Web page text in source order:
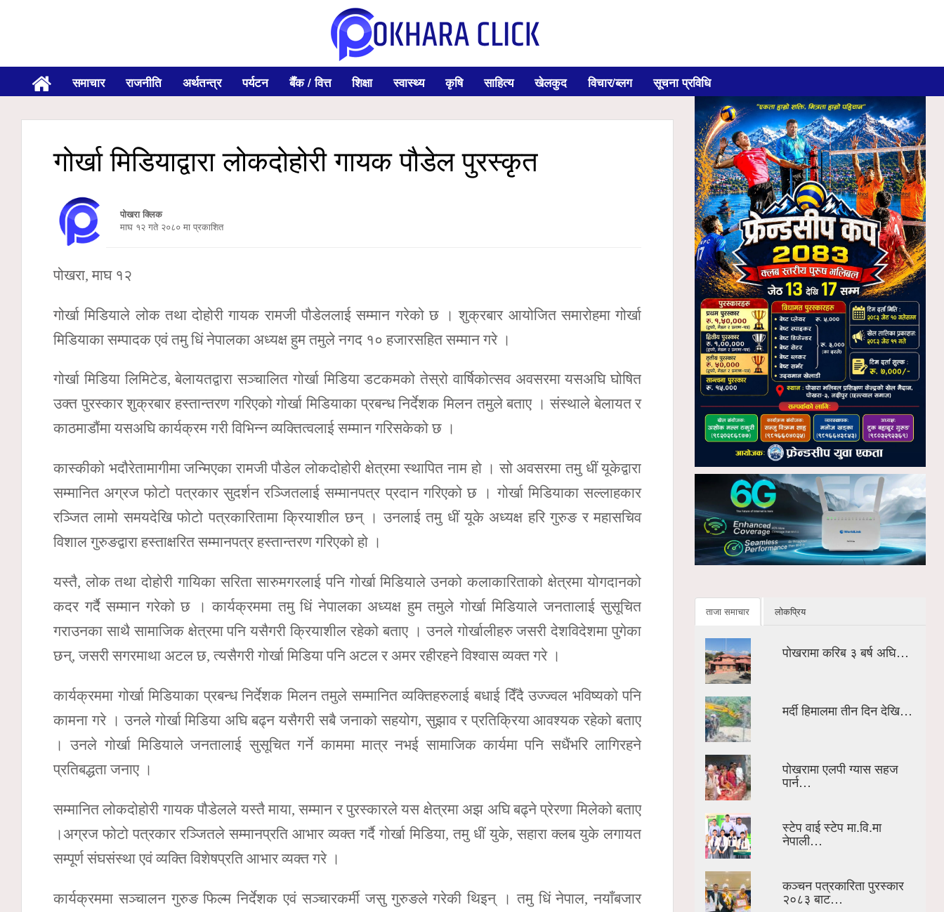
समाचार राजनीति अर्थतन्त्र पर्यटन बैँक / वित्त शिक्षा स्वास्थ्य कृषि साहित्य खेलकुद विचार/ब्लग सूचना प्रविधि
गोर्खा मिडियाद्वारा लोकदोहोरी गायक पौडेल पुरस्कृत
पोखरा क्लिक
माघ १२ गते २०८० मा प्रकाशित
पोखरा, माघ १२
गोर्खा मिडियाले लोक तथा दोहोरी गायक रामजी पौडेललाई सम्मान गरेको छ । शुक्रबार आयोजित समारोहमा गोर्खा
मिडियाका सम्पादक एवं तमु धिं नेपालका अध्यक्ष हुम तमुले नगद १० हजारसहित सम्मान गरे ।
गोर्खा मिडिया लिमिटेड, बेलायतद्वारा सञ्चालित गोर्खा मिडिया डटकमको तेस्रो वार्षिकोत्सव अवसरमा यसअघि घोषित
उक्त पुरस्कार शुक्रबार हस्तान्तरण गरिएको गोर्खा मिडियाका प्रबन्ध निर्देशक मिलन तमुले बताए । संस्थाले बेलायत र
काठमाडौंमा यसअघि कार्यक्रम गरी विभिन्न व्यक्तित्वलाई सम्मान गरिसकेको छ ।
कास्कीको भदौरेतामागीमा जन्मिएका रामजी पौडेल लोकदोहोरी क्षेत्रमा स्थापित नाम हो । सो अवसरमा तमु धीं यूकेद्वारा
सम्मानित अग्रज फोटो पत्रकार सुदर्शन रञ्जितलाई सम्मानपत्र प्रदान गरिएको छ । गोर्खा मिडियाका सल्लाहकार
रञ्जित लामो समयदेखि फोटो पत्रकारितामा क्रियाशील छन् । उनलाई तमु धीं यूके अध्यक्ष हरि गुरुङ र महासचिव
विशाल गुरुङद्वारा हस्ताक्षरित सम्मानपत्र हस्तान्तरण गरिएको हो ।
यस्तै, लोक तथा दोहोरी गायिका सरिता सारुमगरलाई पनि गोर्खा मिडियाले उनको कलाकारिताको क्षेत्रमा योगदानको
कदर गर्दै सम्मान गरेको छ । कार्यक्रममा तमु धिं नेपालका अध्यक्ष हुम तमुले गोर्खा मिडियाले जनतालाई सुसूचित
गराउनका साथै सामाजिक क्षेत्रमा पनि यसैगरी क्रियाशील रहेको बताए । उनले गोर्खालीहरु जसरी देशविदेशमा पुगेका
छन्, जसरी सगरमाथा अटल छ, त्यसैगरी गोर्खा मिडिया पनि अटल र अमर रहीरहने विश्वास व्यक्त गरे ।
कार्यक्रममा गोर्खा मिडियाका प्रबन्ध निर्देशक मिलन तमुले सम्मानित व्यक्तिहरुलाई बधाई दिँदै उज्ज्वल भविष्यको पनि
कामना गरे । उनले गोर्खा मिडिया अघि बढ्न यसैगरी सबै जनाको सहयोग, सुझाव र प्रतिक्रिया आवश्यक रहेको बताए
। उनले गोर्खा मिडियाले जनतालाई सुसूचित गर्ने काममा मात्र नभई सामाजिक कार्यमा पनि सधैंभरि लागिरहने
प्रतिबद्धता जनाए ।
सम्मानित लोकदोहोरी गायक पौडेलले यस्तै माया, सम्मान र पुरस्कारले यस क्षेत्रमा अझ अघि बढ्ने प्रेरणा मिलेको बताए
।अग्रज फोटो पत्रकार रञ्जितले सम्मानप्रति आभार व्यक्त गर्दै गोर्खा मिडिया, तमु धीं युके, सहारा क्लब युके लगायत
सम्पूर्ण संघसंस्था एवं व्यक्ति विशेषप्रति आभार व्यक्त गरे ।
कार्यक्रममा सञ्चालन गुरुङ फिल्म निर्देशक एवं सञ्चारकर्मी जसु गुरुङले गरेकी थिइन् । तमु धिं नेपाल, नयाँबजार
ताजा समाचार लोकप्रिय
पोखरामा करिब ३ बर्ष अघि…
मर्दी हिमालमा तीन दिन देखि…
पोखरामा एलपी ग्यास सहज
पार्न…
स्टेप वाई स्टेप मा.वि.मा
नेपाली…
कञ्चन पत्रकारिता पुरस्कार
२०८३ बाट…